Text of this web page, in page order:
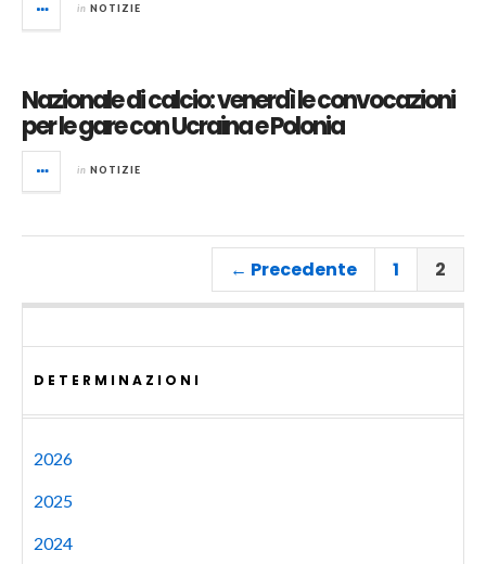
in NOTIZIE
Nazionale di calcio: venerdì le convocazioni
per le gare con Ucraina e Polonia
in NOTIZIE
← Precedente 1 2
DETERMINAZIONI
2026
2025
2024